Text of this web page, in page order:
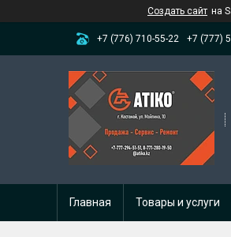
Создать сайт на
+7 (776) 710-55-22 +7 (777)
Главная Товары и услуги